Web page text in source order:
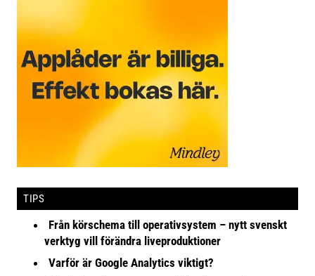
TIPS
Från körschema till operativsystem – nytt svenskt
verktyg vill förändra liveproduktioner
Varför är Google Analytics viktigt?